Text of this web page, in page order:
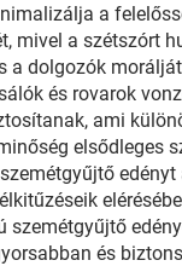
a
a szétszórt
dolgozók
és rovarok
ami
elsődleges
szemétgyűjtő
és